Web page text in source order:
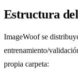
Estructura
ImageWoof se
entrenamiento/
propia carpeta: